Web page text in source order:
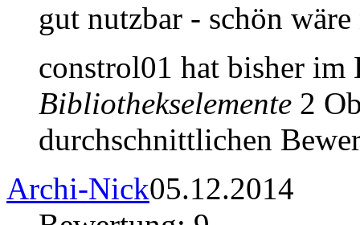
gut nutzbar - schön
constrol01 hat bisher im
Bibliothekselemente 2
durchschnittlichen
Archi-Nick05.12.2014